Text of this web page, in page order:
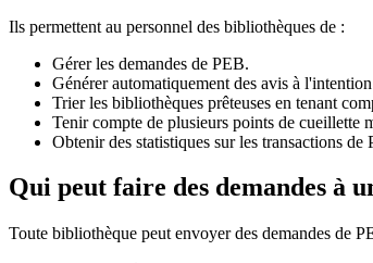
Ils permettent au personnel des bibliothèques de :
Gérer les demandes de PEB.
Générer automatiquement des avis à l'intention
Trier les bibliothèques prêteuses en tenant
Tenir compte de plusieurs points de cueillette
Obtenir des statistiques sur les transactions de
Qui peut faire des demandes à
Toute bibliothèque peut envoyer des demandes de